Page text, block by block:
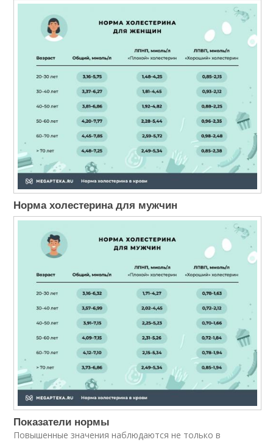
Норма холестерина для мужчин
Показатели нормы
Повышенные значения наблюдаются не только в